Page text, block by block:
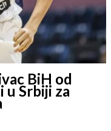
BiH od
u Srbiji za